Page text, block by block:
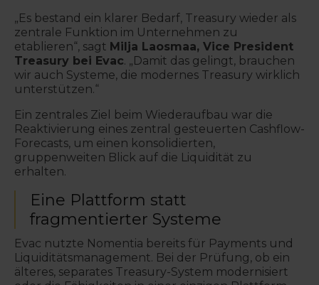
„Es bestand ein klarer Bedarf, Treasury wieder als
zentrale Funktion im Unternehmen zu
etablieren“, sagt Milja Laosmaa, Vice President
Treasury bei Evac. „Damit das gelingt, brauchen
wir auch Systeme, die modernes Treasury wirklich
unterstützen.“
Ein zentrales Ziel beim Wiederaufbau war die
Reaktivierung eines zentral gesteuerten Cashflow-
Forecasts, um einen konsolidierten,
gruppenweiten Blick auf die Liquidität zu
erhalten.
Eine Plattform statt
fragmentierter Systeme
Evac nutzte Nomentia bereits für Payments und
Liquiditätsmanagement. Bei der Prüfung, ob ein
älteres, separates Treasury-System modernisiert